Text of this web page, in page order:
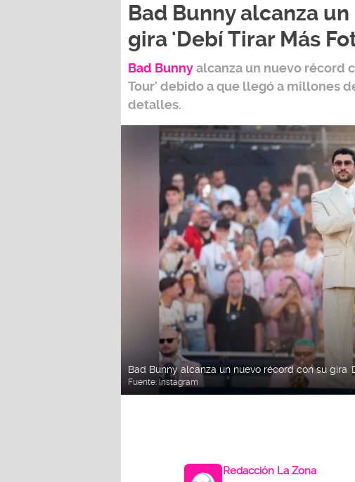
Bad Bunny alcanza
gira 'Debí Tirar Más
Bad Bunnyalcanza un nuevo récord
Tour' debido a que llegó a millones
detalles.
Bad Bunny alcanza un nuevo récord con su gira
Fuente: Instagram
Redacción La Zona